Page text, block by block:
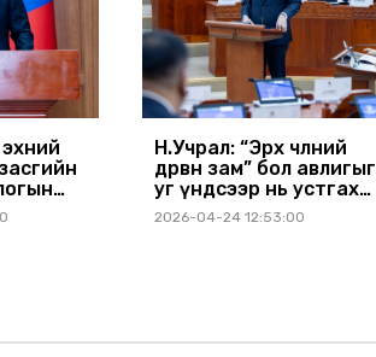
Н.Учрал: “Эрх чөлөөний
дөрвөн зам” бол авлигыг
уг үндсээр нь устгах
санаачилга юм
2026-04-24 12:53:00